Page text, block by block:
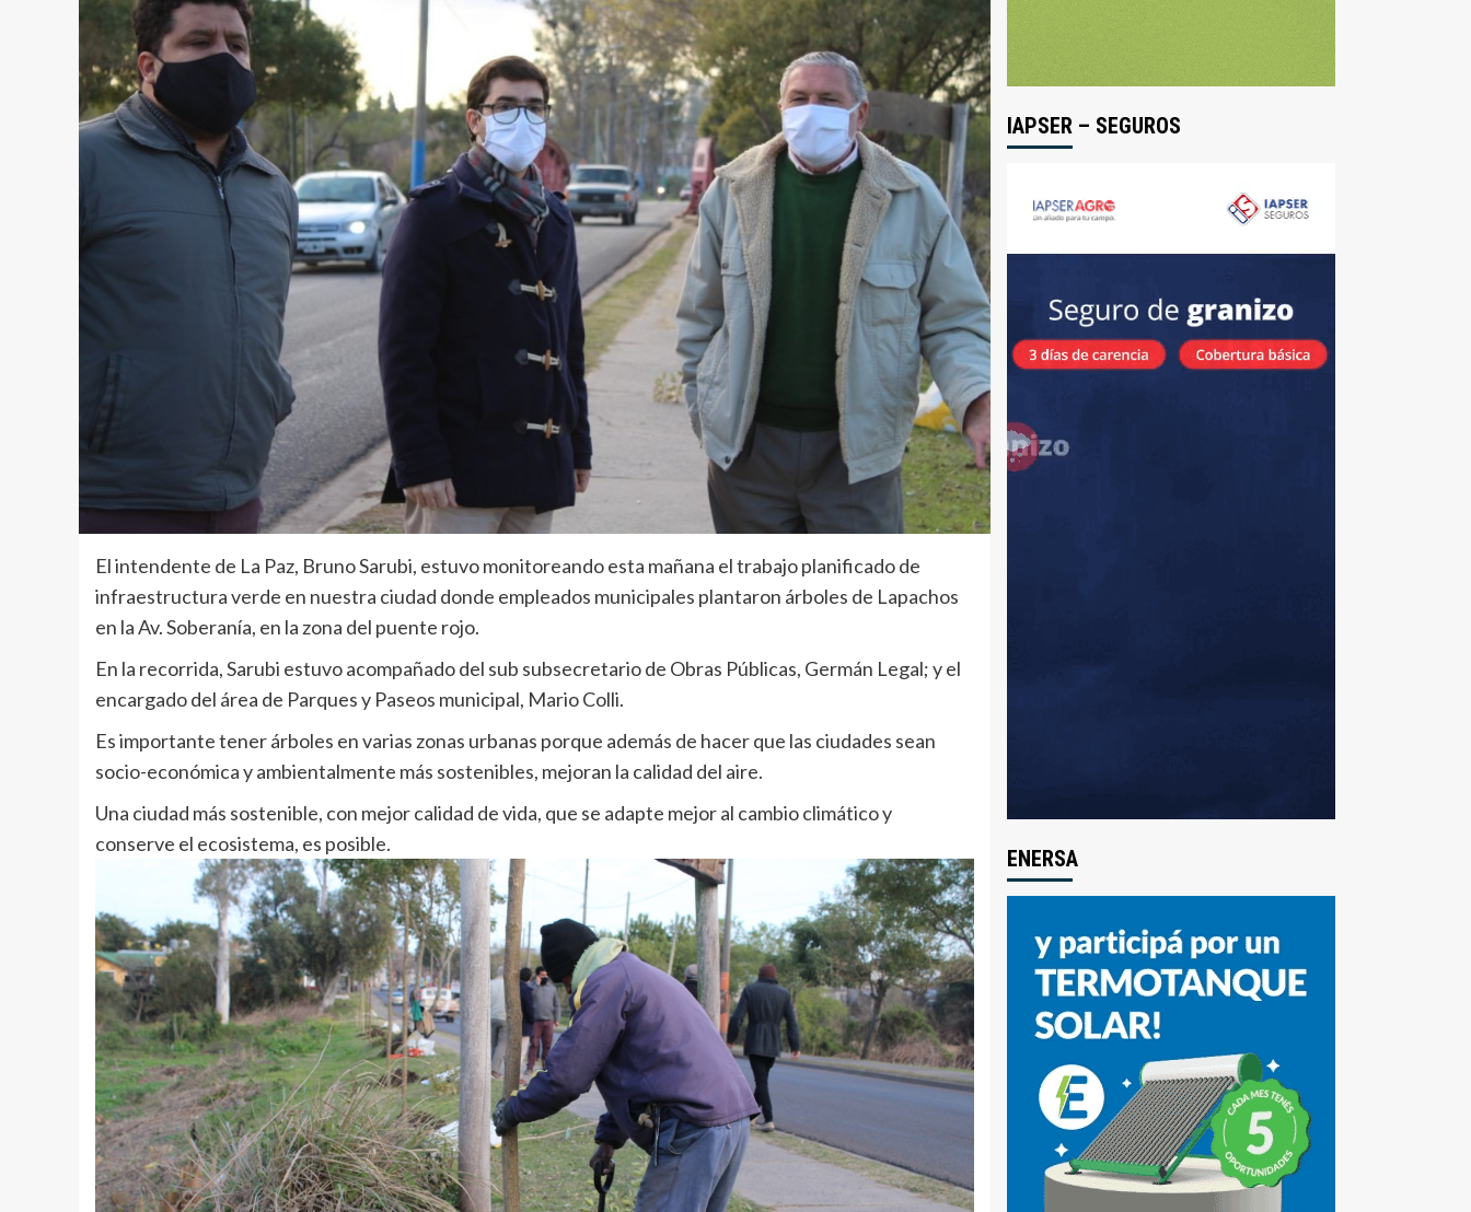
El intendente de La Paz, Bruno Sarubi, estuvo monitoreando esta mañana el trabajo planificado de
infraestructura verde en nuestra ciudad donde empleados municipales plantaron árboles de Lapachos
en la Av. Soberanía, en la zona del puente rojo.
En la recorrida, Sarubi estuvo acompañado del sub subsecretario de Obras Públicas, Germán Legal; y el
encargado del área de Parques y Paseos municipal, Mario Colli.
Es importante tener árboles en varias zonas urbanas porque además de hacer que las ciudades sean
socio-económica y ambientalmente más sostenibles, mejoran la calidad del aire.
Una ciudad más sostenible, con mejor calidad de vida, que se adapte mejor al cambio climático y
conserve el ecosistema, es posible.
IAPSER – SEGUROS
ENERSA